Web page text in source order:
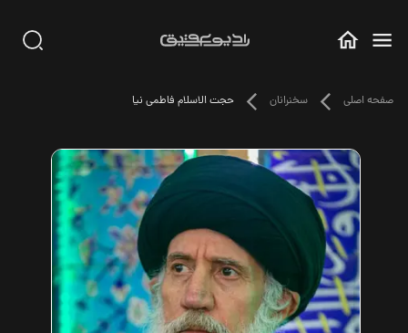
صفحه اصلی سخنرانان حجت الاسلام فاطمی نیا